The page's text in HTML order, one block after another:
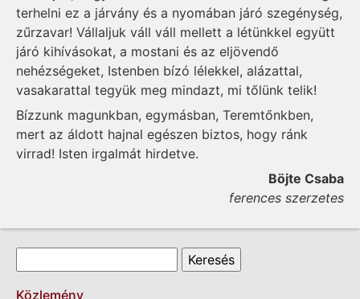
terhelni ez a járvány és a nyomában járó szegénység,
zűrzavar! Vállaljuk váll váll mellett a létünkkel együtt
járó kihívásokat, a mostani és az eljövendő
nehézségeket, Istenben bízó lélekkel, alázattal,
vasakarattal tegyük meg mindazt, mi tőlünk telik!
Bízzunk magunkban, egymásban, Teremtőnkben,
mert az áldott hajnal egészen biztos, hogy ránk
virrad! Isten irgalmát hirdetve.
Böjte Csaba
ferences szerzetes
Keresés űrlap
Közlemény